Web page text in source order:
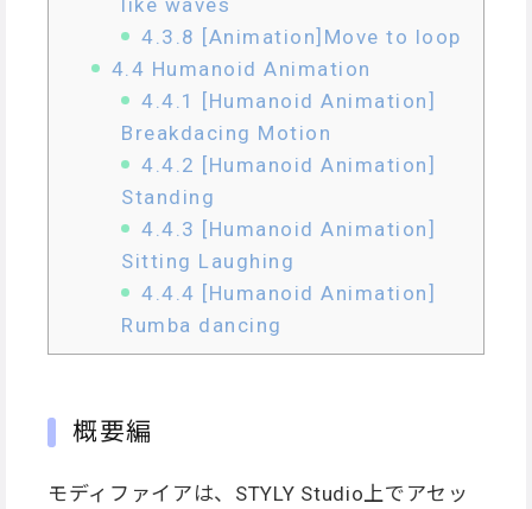
like waves
4.3.8 [Animation]Move to loop
4.4 Humanoid Animation
4.4.1
[Humanoid Animation]
Breakdacing Motion
4.4.2 [Humanoid Animation]
Standing
4.4.3 [Humanoid Animation]
Sitting Laughing
4.4.4 [Humanoid Animation]
Rumba dancing
概要編
モディファイアは、STYLY Studio上でアセッ